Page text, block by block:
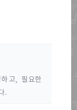
고, 필요한
.